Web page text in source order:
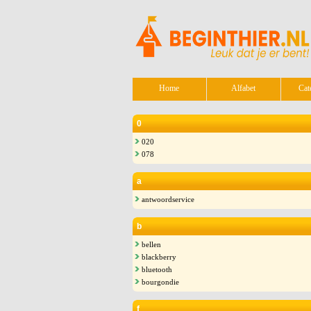
Home Alfabet
0
020
078
a
antwoordservice
b
bellen
blackberry
bluetooth
bourgondie
f